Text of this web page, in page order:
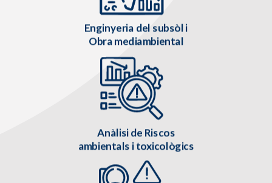
Enginyeria del subsòl i
Obra mediambiental
Anàlisi de Riscos
ambientals i toxicològics